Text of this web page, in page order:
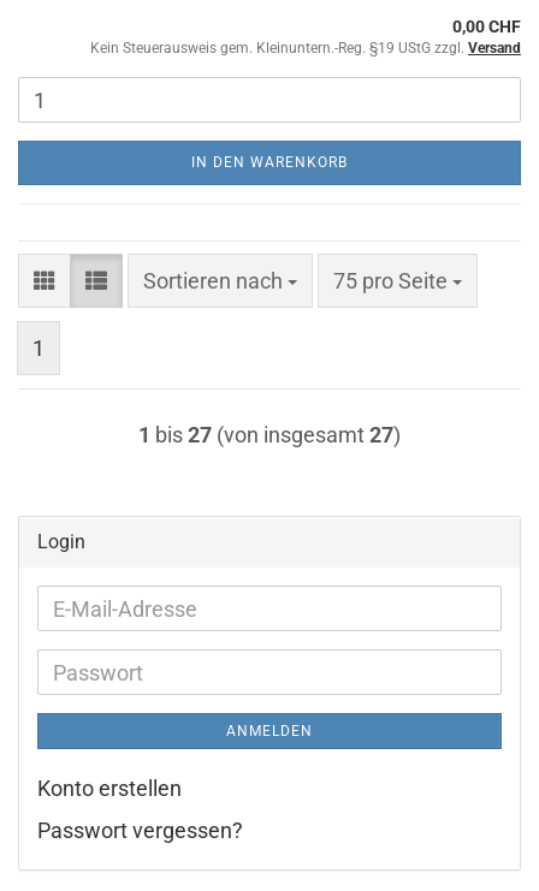
0,00 CHF
Kein Steuerausweis gem. Kleinuntern.-Reg. §19 UStG zzgl. Versand
IN DEN WARENKORB
Sortieren nach
Sortieren nach 75 pro Seite
pro Seite
1
1 bis27 (von insgesamt27)
Login
E-
Adresse
Passwort
ANMELDEN
Konto erstellen
Passwort vergessen?